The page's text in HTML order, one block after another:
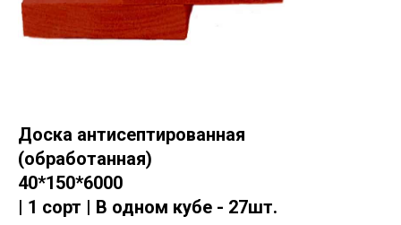
Доска антисептированная
(обработанная)
40*150*6000
| 1 сорт | В одном кубе - 27шт.